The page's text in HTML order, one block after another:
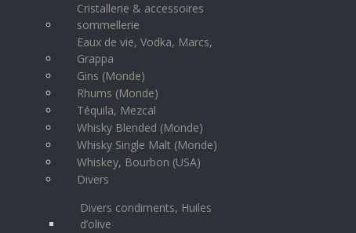
Cristallerie & accessoires
sommellerie
Eaux de vie, Vodka, Marcs,
Grappa
Gins (Monde)
Rhums (Monde)
Téquila, Mezcal
Whisky Blended (Monde)
Whisky Single Malt (Monde)
Whiskey, Bourbon (USA)
Divers
Divers condiments, Huiles
d’olive